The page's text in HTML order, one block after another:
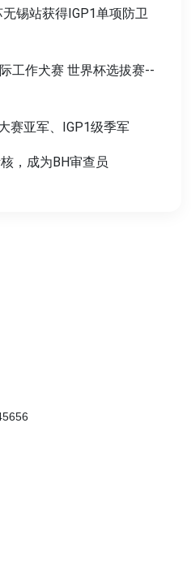
锡站获得IGP1单项防卫
工作犬赛 世界杯选拔赛--
赛亚军、IGP1级季军
，成为BH审查员